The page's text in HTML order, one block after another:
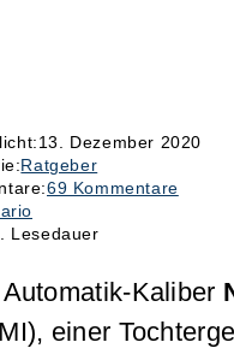
13. Dezember 2020
Ratgeber
69 Kommentare
Lesedauer
Kaliber
einer